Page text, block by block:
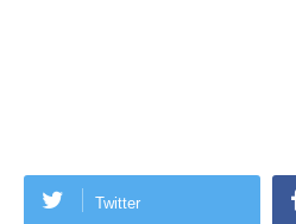
Twitter